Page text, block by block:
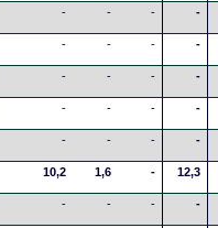
- - - -
- - - -
- - - -
- - - -
- - - -
10,2 1,6 - 12,3
- - - -